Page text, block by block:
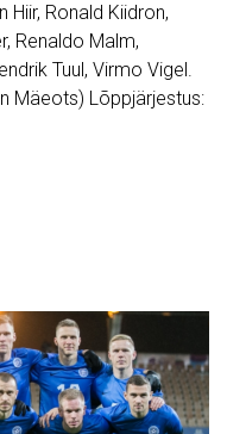
Ronald Kiidron,
Renaldo Malm,
Tuul, Virmo Vigel.
Mäeots) Lõppjärjestus: